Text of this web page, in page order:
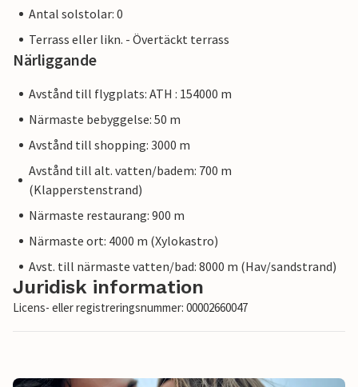
Antal solstolar: 0
Terrass eller likn. - Övertäckt terrass
Närliggande
Avstånd till flygplats: ATH : 154000 m
Närmaste bebyggelse: 50 m
Avstånd till shopping: 3000 m
Avstånd till alt. vatten/badem: 700 m
(Klapperstenstrand)
Närmaste restaurang: 900 m
Närmaste ort: 4000 m (Xylokastro)
Avst. till närmaste vatten/bad: 8000 m (Hav/sandstrand)
Juridisk information
Licens- eller registreringsnummer: 00002660047